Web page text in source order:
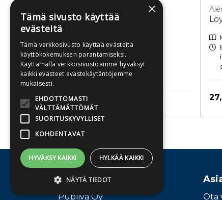
Suomalainen unelma
Äänikirja
Tulossa 15.10.2026
Hinta nyt
21,90 €
Osoite
Publiva Oy Ota
×
Tämä sivusto käyttää
evästeitä
Tämä verkkosivusto käyttää evästeitä
käyttökokemuksen parantamiseksi.
Käyttämällä verkkosivustoamme hyväksyt
kaikki evästeet evästekäytäntöjemme
mukaisesti.
EHDOTTOMASTI
VÄLTTÄMÄTTÖMÄT
SUORITUSKYVYLLISET
KOHDENTAVAT
HYVÄKSY KAIKKI HYLKÄÄ KAIKKI
NÄYTÄ TIEDOT